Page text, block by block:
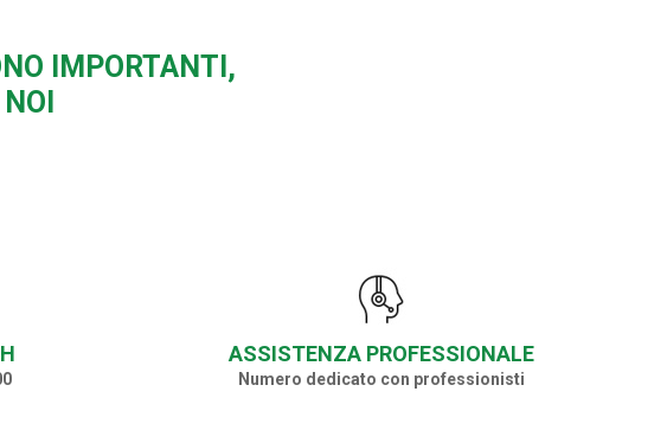
IMPORTANTI,
ASSISTENZA PROFESSIONALE
Numero dedicato con professionisti